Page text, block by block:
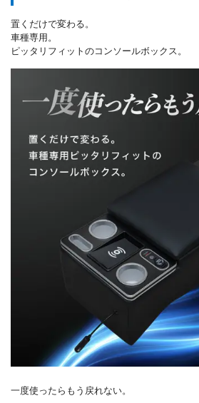
置くだけで変わる。
車種専用。
ピッタリフィットのコンソールボックス。
一度使ったらもう戻れない。